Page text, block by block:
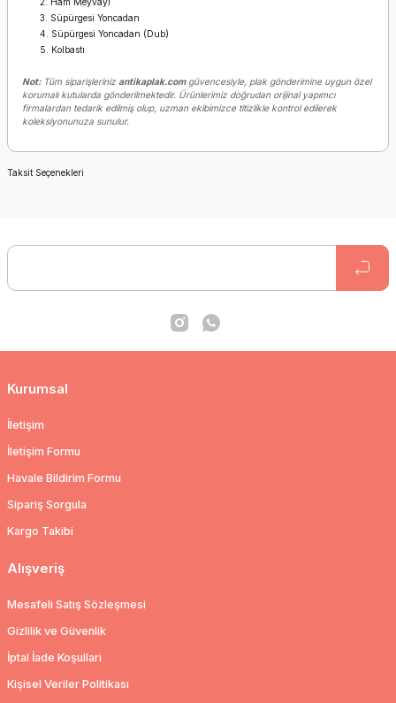
Süpürgesi Yoncadan
Süpürgesi Yoncadan (Dub)
Kolbastı
Not:Tüm siparişleriniz antikaplak.comgüvencesiyle, plak gönderimine uygun özel
korumalı kutularda gönderilmektedir. Ürünlerimiz doğrudan orijinal yapımcı
firmalardan tedarik edilmiş olup, uzman ekibimizce titizlikle kontrol edilerek
koleksiyonunuza sunulur.
Taksit Seçenekleri
Kurumsal
İletişim
İletişim Formu
Havale Bildirim Formu
Sipariş Sorgula
Kargo Takibi
Alışveriş
Mesafeli Satış Sözleşmesi
Gizlilik ve Güvenlik
İptal İade Koşullari
Kişisel Veriler Politikası